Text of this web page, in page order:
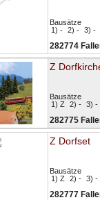
Bausätze
1) - 2) - 3) -
282774
Z
Bausätze
1) Z
2) - 3) -
282775
Z Dorfset
Bausätze
1) Z
2) - 3) -
282777